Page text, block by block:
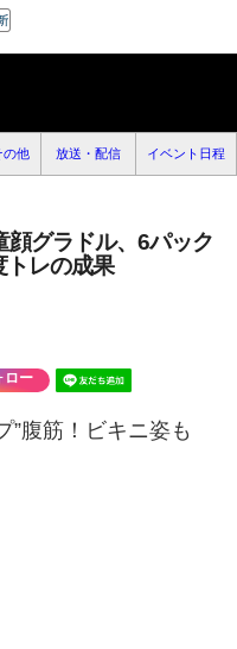
の他 放送・配信 イベント日程
顔グラドル、6パック
トレの成果
ロー
”腹筋！ビキニ姿も